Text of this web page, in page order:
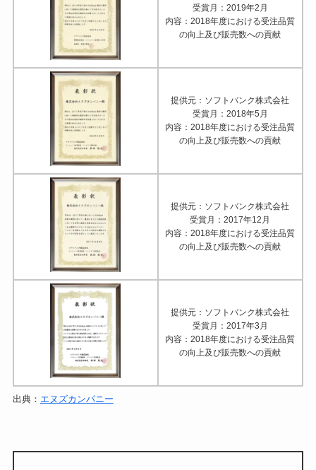
受賞月：2019年2月
内容：2018年度における受注品質
の向上及び販売数への貢献
提供元：ソフトバンク株式会社
受賞月：2018年5月
内容：2018年度における受注品質
の向上及び販売数への貢献
提供元：ソフトバンク株式会社
受賞月：2017年12月
内容：2018年度における受注品質
の向上及び販売数への貢献
提供元：ソフトバンク株式会社
受賞月：2017年3月
内容：2018年度における受注品質
の向上及び販売数への貢献
出典： エヌズカンパニー